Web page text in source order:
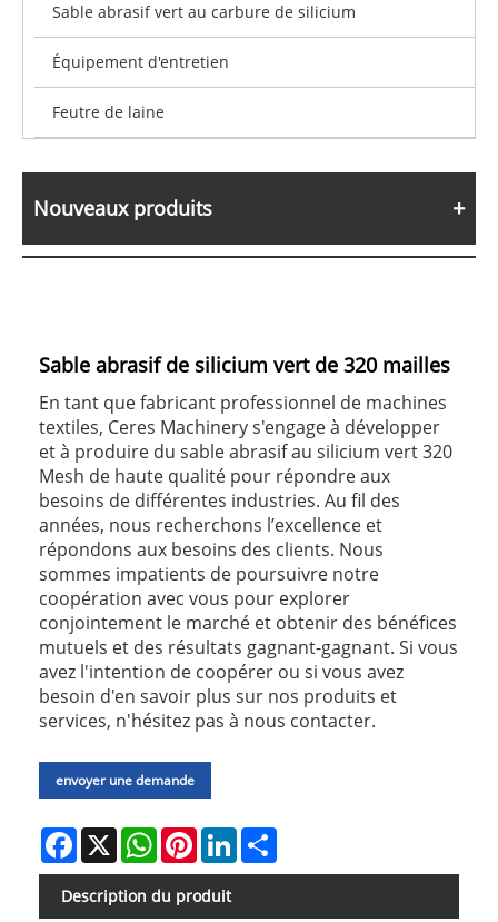
Sable abrasif vert au carbure de silicium
Équipement d'entretien
Feutre de laine
Nouveaux produits
Sable abrasif de silicium vert de 320 mailles
En tant que fabricant professionnel de machines
textiles, Ceres Machinery s'engage à développer
et à produire du sable abrasif au silicium vert 320
Mesh de haute qualité pour répondre aux
besoins de différentes industries. Au fil des
années, nous recherchons l’excellence et
répondons aux besoins des clients. Nous
sommes impatients de poursuivre notre
coopération avec vous pour explorer
conjointement le marché et obtenir des bénéfices
mutuels et des résultats gagnant-gagnant. Si vous
avez l'intention de coopérer ou si vous avez
besoin d'en savoir plus sur nos produits et
services, n'hésitez pas à nous contacter.
envoyer une demande
Facebook
X WhatsAppPinterestLinkedIn
Description du produit